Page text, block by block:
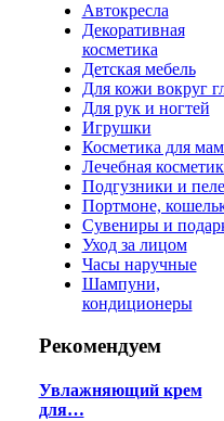
Автокресла
Декоративная
косметика
Детская мебель
Для кожи вокруг
Для рук и ногтей
Игрушки
Косметика для
Лечебная
Подгузники и
Портмоне,
Сувениры и
Уход за лицом
Часы наручные
Шампуни,
кондиционеры
Рекомендуем
Увлажняющий крем
для…